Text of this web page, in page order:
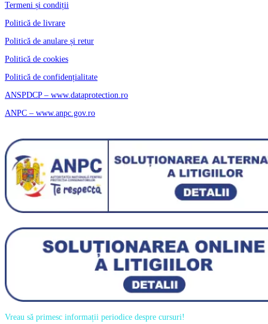
Termeni și condiții
Politică de livrare
Politică de anulare și retur
Politică de cookies
Politică de confidențialitate
ANSPDCP – www.dataprotection.ro
ANPC – www.anpc.gov.ro
Vreau să primesc informații periodice despre cursuri!